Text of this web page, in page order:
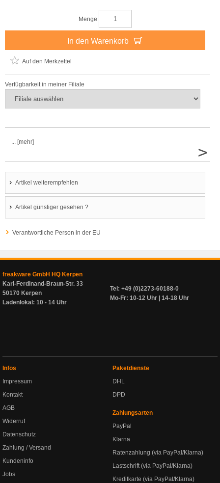
Menge
In den Warenkorb
Auf den Merkzettel
Verfügbarkeit in meiner Filiale
... [mehr]
>
Artikel weiterempfehlen
Artikel günstiger gesehen ?
Verantwortliche Person in der EU
freakware GmbH HQ Kerpen
Karl-Ferdinand-Braun-Str. 33
50170 Kerpen
Ladenlokal: 10 - 14 Uhr
Tel: +49 (0)2273-60188-0
Mo-Fr: 10-12 Uhr | 14-18 Uhr
Infos
Impressum
Kontakt
AGB
Widerruf
Datenschutz
Zahlung / Versand
Kundeninfo
Jobs
Paketdienste
DHL
DPD
Zahlungsarten
PayPal
Klarna
Ratenzahlung (via PayPal/Klarna)
Lastschrift (via PayPal/Klarna)
Kreditkarte (via PayPal/Klarna)